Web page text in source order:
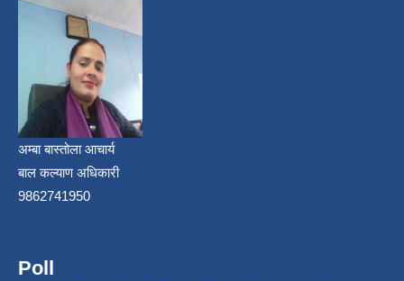
अम्बा बास्तोला आचार्य
बाल कल्याण अधिकारी
9862741950
Poll